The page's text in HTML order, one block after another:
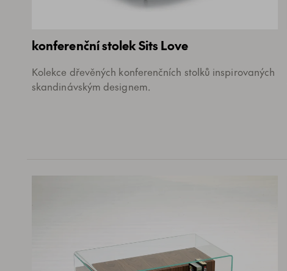
konferenční stolek Sits Love
Kolekce dřevěných konferenčních stolků inspirovaných
skandinávským designem.